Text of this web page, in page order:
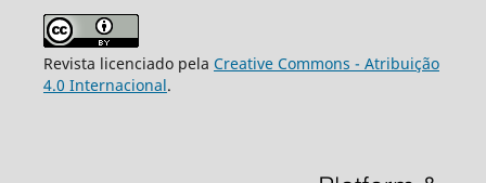
Revista licenciado pela Creative Commons - Atribuição
4.0 Internacional.